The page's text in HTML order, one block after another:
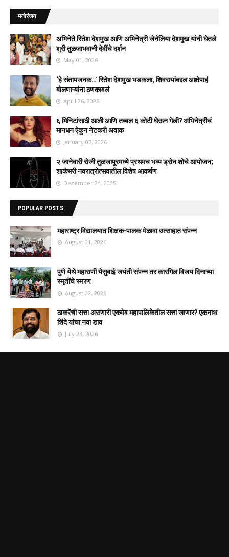
मनोरंजन
अभिनेते रितेश देशमुख आणि अभिनेत्री जेनेलिया देशमुख यांनी घेतले
श्री तुळजाभवानी देवींचे दर्शन
May 01, 2026
‘हे संतापजनक…’ रितेश देशमुख भडकला, शिवरायांबद्दल आक्षेपार्ह
बोलणाऱ्यांना ठणकावलं
April 26, 2026
६ मिनिटांसाठी आली आणि तब्बल ६ कोटी घेऊन गेली? अभिनेत्रीचं
मानधन ऐकून नेटकरी अवाक
January 07, 2026
२ जानेवारी रोजी तुळजापूरमध्ये प्रथमच भव्य ड्रोन शोचे आयोजन;
शाकंभरी नवरात्रोत्सवातील विशेष आकर्षण
December 24, 2025
POPULAR POSTS
महाराष्ट्र विद्यालयात शिक्षक-पालक मेळावा उत्साहात संपन्न
August 01, 2026
पुणे येथे महाराणी येसुबाई जयंती संपन्न तर कारगिल विजय दिनाच्या
स्मृतींचे स्मरण
August 02, 2026
ठाकरेंची सत्ता असणारी एकमेव महापालिकेतील सत्ता जाणार? एकनाथ
शिंदे यांचा नवा डाव
July 23, 2026